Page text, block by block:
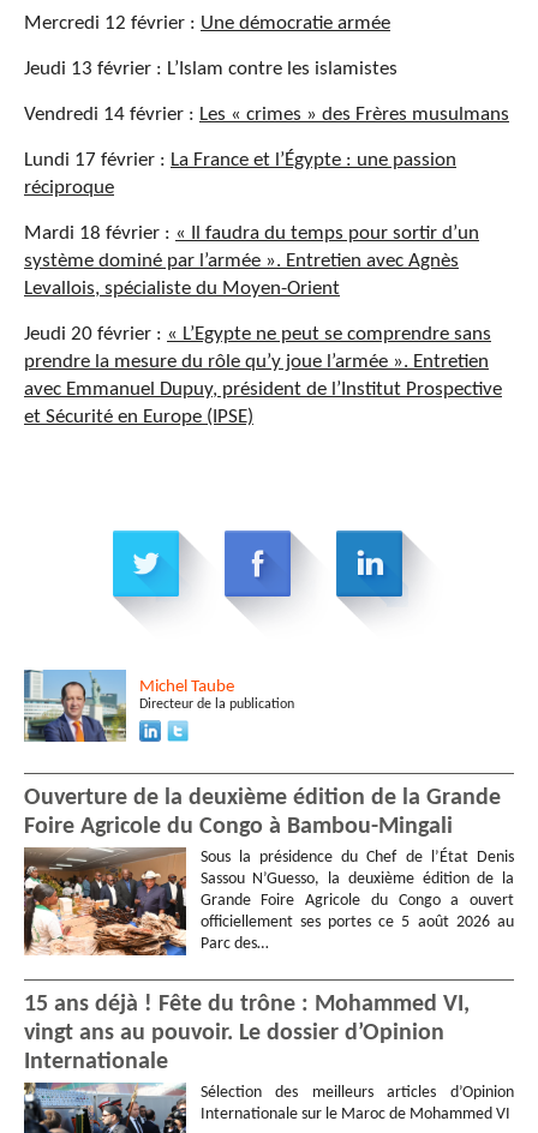
Mercredi 12 février : Une démocratie armée
Jeudi 13 février : L’Islam contre les islamistes
Vendredi 14 février : Les « crimes » des Frères musulmans
Lundi 17 février : La France et l’Égypte : une passion
réciproque
Mardi 18 février : « Il faudra du temps pour sortir d’un
système dominé par l’armée ». Entretien avec Agnès
Levallois, spécialiste du Moyen-Orient
Jeudi 20 février : « L’Egypte ne peut se comprendre sans
prendre la mesure du rôle qu’y joue l’armée ». Entretien
avec Emmanuel Dupuy, président de l’Institut Prospective
et Sécurité en Europe (IPSE)
Michel Taube
Directeur de la publication
Ouverture de la deuxième édition de la Grande
Foire Agricole du Congo à Bambou-Mingali
Sous la présidence du Chef de l’État Denis
Sassou N’Guesso, la deuxième édition de la
Grande Foire Agricole du Congo a ouvert
officiellement ses portes ce 5 août 2026 au
Parc des…
15 ans déjà ! Fête du trône : Mohammed VI,
vingt ans au pouvoir. Le dossier d’Opinion
Internationale
Sélection des meilleurs articles d’Opinion
Internationale sur le Maroc de Mohammed VI